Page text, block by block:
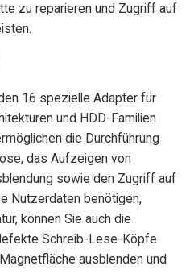
zu reparieren und Zugriff auf
16 spezielle Adapter für
und HDD-Familien
die Durchführung
das Aufzeigen von
sowie den Zugriff auf
Nutzerdaten benötigen,
können Sie auch die
Schreib-Lese-Köpfe
ausblenden und